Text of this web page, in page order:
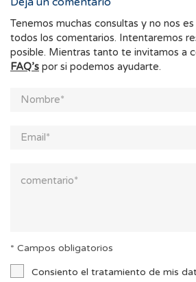
Tenemos muchas consultas y no nos
todos los comentarios. Intentaremos
posible. Mientras tanto te invitamos a
FAQ’s por si podemos ayudarte.
* Campos obligatorios
Consiento el tratamiento de mis